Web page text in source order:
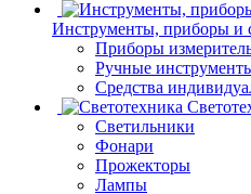
Инструменты, приборы и
Приборы
Ручные
Средства
Светильники
Фонари
Прожекторы
Лампы